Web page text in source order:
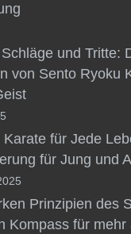
und Tritte:
von Sento Ryoku
für Jede
für Jung und
Prinzipien des
Kompass für mehr